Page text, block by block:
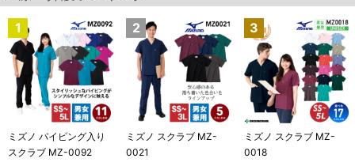
ミズノ パイピング入り
スクラブ MZ-0092
ミズノ スクラブ MZ-
0021
ミズノ スクラブ MZ-
0018